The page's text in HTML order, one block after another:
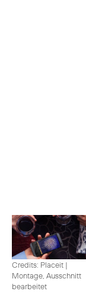
Credits: Placeit |
Montage, Ausschnitt
bearbeitet